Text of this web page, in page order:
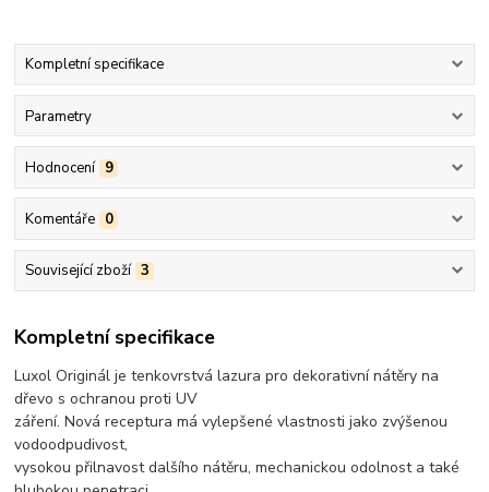
Kompletní specifikace
Parametry
Hodnocení 9
Komentáře 0
Související zboží 3
Kompletní specifikace
Luxol Originál je tenkovrstvá lazura pro dekorativní nátěry na
dřevo s ochranou proti UV
záření. Nová receptura má vylepšené vlastnosti jako zvýšenou
vodoodpudivost,
vysokou přilnavost dalšího nátěru, mechanickou odolnost a také